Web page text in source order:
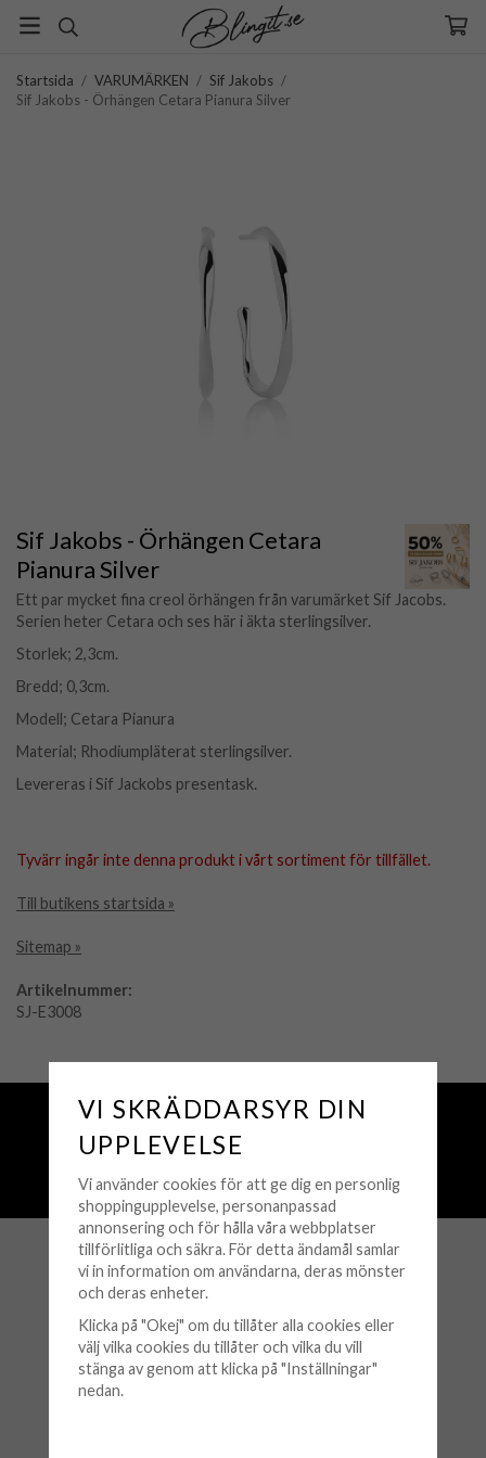
Startsida / VARUMÄRKEN / Sif Jakobs /
Sif Jakobs - Örhängen Cetara Pianura Silver
Sif Jakobs - Örhängen Cetara
Pianura Silver
Ett par mycket fina creol örhängen från varumärket Sif Jacobs.
Serien heter Cetara och ses här i äkta sterlingsilver.
Storlek; 2,3cm.
Bredd; 0,3cm.
Modell; Cetara Pianura
Material; Rhodiumpläterat sterlingsilver.
Levereras i Sif Jackobs presentask.
Tyvärr ingår inte denna produkt i vårt sortiment för tillfället.
Till butikens startsida »
Sitemap »
Artikelnummer:
SJ-E3008
Fri frakt över 500 kr
Snabba leveranser (1-3 vardagar)
Öppet köp 30 dagar
KUNDSERVICE
Köpvillkor
Retur & Byten
VI SKRÄDDARSYR DIN
UPPLEVELSE
Vi använder cookies för att ge dig en personlig
shoppingupplevelse, personanpassad
annonsering och för hålla våra webbplatser
tillförlitliga och säkra. För detta ändamål samlar
vi in information om användarna, deras mönster
och deras enheter.
Klicka på "Okej" om du tillåter alla cookies eller
välj vilka cookies du tillåter och vilka du vill
stänga av genom att klicka på "Inställningar"
nedan.